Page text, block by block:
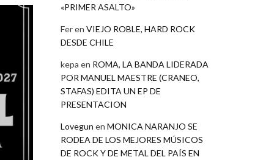
«PRIMER ASALTO»
Feren VIEJO ROBLE, HARD ROCK
DESDE CHILE
kepa en ROMA, LA BANDA LIDERADA
POR MANUEL MAESTRE (CRANEO,
STAFAS) EDITA UN EP DE
PRESENTACION
Lovegun en MONICA NARANJO SE
RODEA DE LOS MEJORES MÚSICOS
DE ROCK Y DE METAL DEL PAÍS EN